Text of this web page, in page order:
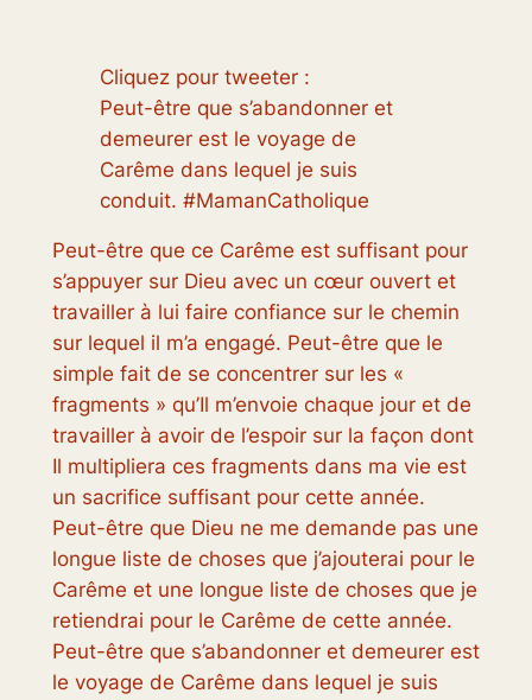
Cliquez pour tweeter :
Peut-être que s’abandonner et
demeurer est le voyage de
Carême dans lequel je suis
conduit. #MamanCatholique
Peut-être que ce Carême est suffisant pour
s’appuyer sur Dieu avec un cœur ouvert et
travailler à lui faire confiance sur le chemin
sur lequel il m’a engagé. Peut-être que le
simple fait de se concentrer sur les «
fragments » qu’Il ​​m’envoie chaque jour et de
travailler à avoir de l’espoir sur la façon dont
Il multipliera ces fragments dans ma vie est
un sacrifice suffisant pour cette année.
Peut-être que Dieu ne me demande pas une
longue liste de choses que j’ajouterai pour le
Carême et une longue liste de choses que je
retiendrai pour le Carême de cette année.
Peut-être que s’abandonner et demeurer est
le voyage de Carême dans lequel je suis